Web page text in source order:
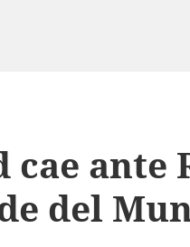
cae ante
del